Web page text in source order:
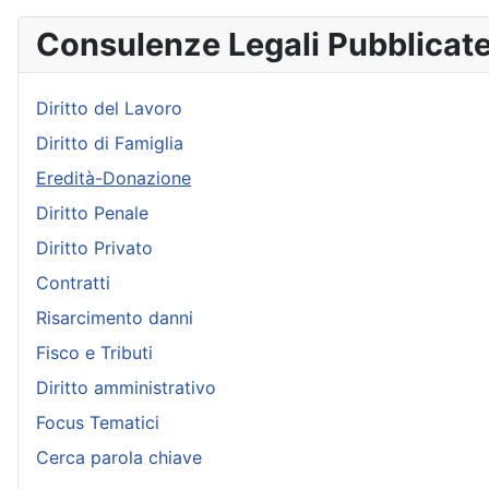
Consulenze Legali
Diritto del Lavoro
Diritto di Famiglia
Eredità-Donazione
Diritto Penale
Diritto Privato
Contratti
Risarcimento danni
Fisco e Tributi
Diritto amministrativo
Focus Tematici
Cerca parola chiave